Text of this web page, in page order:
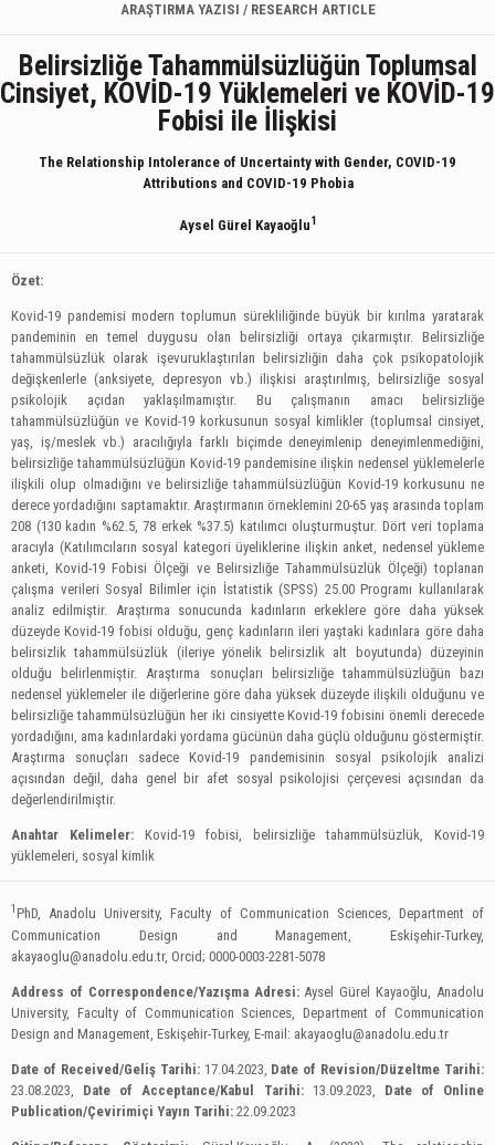
ARAŞTIRMA YAZISI / RESEARCH ARTICLE
Belirsizliğe Tahammülsüzlüğün Toplumsal
Cinsiyet, KOVİD-19 Yüklemeleri ve KOVİD-19
Fobisi ile İlişkisi
The Relationship Intolerance of Uncertainty with Gender, COVID-19
Attributions and COVID-19 Phobia
Aysel Gürel Kayaoğlu1
Özet:
Kovid-19 pandemisi modern toplumun sürekliliğinde büyük bir kırılma yaratarak
pandeminin en temel duygusu olan belirsizliği ortaya çıkarmıştır. Belirsizliğe
tahammülsüzlük olarak işevuruklaştırılan belirsizliğin daha çok psikopatolojik
değişkenlerle (anksiyete, depresyon vb.) ilişkisi araştırılmış, belirsizliğe sosyal
psikolojik açıdan yaklaşılmamıştır. Bu çalışmanın amacı belirsizliğe
tahammülsüzlüğün ve Kovid-19 korkusunun sosyal kimlikler (toplumsal cinsiyet,
yaş, iş/meslek vb.) aracılığıyla farklı biçimde deneyimlenip deneyimlenmediğini,
belirsizliğe tahammülsüzlüğün Kovid-19 pandemisine ilişkin nedensel yüklemelerle
ilişkili olup olmadığını ve belirsizliğe tahammülsüzlüğün Kovid-19 korkusunu ne
derece yordadığını saptamaktır. Araştırmanın örneklemini 20-65 yaş arasında toplam
208 (130 kadın %62.5, 78 erkek %37.5) katılımcı oluşturmuştur. Dört veri toplama
aracıyla (Katılımcıların sosyal kategori üyeliklerine ilişkin anket, nedensel yükleme
anketi, Kovid-19 Fobisi Ölçeği ve Belirsizliğe Tahammülsüzlük Ölçeği) toplanan
çalışma verileri Sosyal Bilimler için İstatistik (SPSS) 25.00 Programı kullanılarak
analiz edilmiştir. Araştırma sonucunda kadınların erkeklere göre daha yüksek
düzeyde Kovid-19 fobisi olduğu, genç kadınların ileri yaştaki kadınlara göre daha
belirsizlik tahammülsüzlük (ileriye yönelik belirsizlik alt boyutunda) düzeyinin
olduğu belirlenmiştir. Araştırma sonuçları belirsizliğe tahammülsüzlüğün bazı
nedensel yüklemeler ile diğerlerine göre daha yüksek düzeyde ilişkili olduğunu ve
belirsizliğe tahammülsüzlüğün her iki cinsiyette Kovid-19 fobisini önemli derecede
yordadığını, ama kadınlardaki yordama gücünün daha güçlü olduğunu göstermiştir.
Araştırma sonuçları sadece Kovid-19 pandemisinin sosyal psikolojik analizi
açısından değil, daha genel bir afet sosyal psikolojisi çerçevesi açısından da
değerlendirilmiştir.
Anahtar Kelimeler: Kovid-19 fobisi, belirsizliğe tahammülsüzlük, Kovid-19
yüklemeleri, sosyal kimlik
1 PhD, Anadolu University, Faculty of Communication Sciences, Department of
Communication Design and Management, Eskişehir-Turkey,
akayaoglu@anadolu.edu.tr, Orcid; 0000-0003-2281-5078
Address of Correspondence/Yazışma Adresi:Aysel Gürel Kayaoğlu, Anadolu
University, Faculty of Communication Sciences, Department of Communication
Design and Management, Eskişehir-Turkey, E-mail: akayaoglu@anadolu.edu.tr
Date of Received/Geliş Tarihi: 17.04.2023, Date of Revision/Düzeltme Tarihi:
23.08.2023, Date of Acceptance/Kabul Tarihi: 13.09.2023, Date of Online
Publication/Çevirimiçi Yayın Tarihi: 22.09.2023